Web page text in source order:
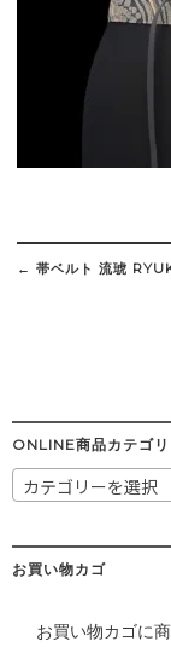
Post
navigation
← 帯ベルト 流琥
ONLINE商品カテゴ
カテゴリーを選択
お買い物カゴ
お買い物カゴに